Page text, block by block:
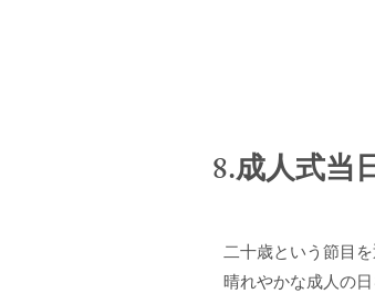
8.成人式当
二十歳という節目
晴れやかな成人の